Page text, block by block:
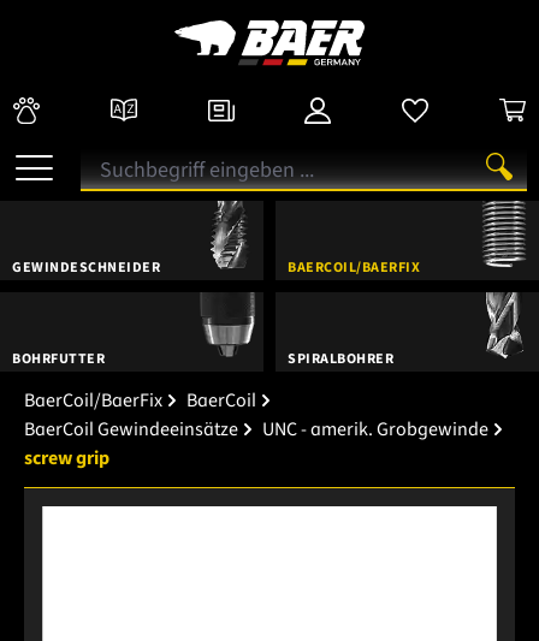
GEWINDESCHNEIDER BAERCOIL/BAERFIX
BOHRFUTTER SPIRALBOHRER
BaerCoil/BaerFix
BaerCoil
BaerCoil Gewindeeinsätze
UNC - amerik. Grobgewinde
screw grip